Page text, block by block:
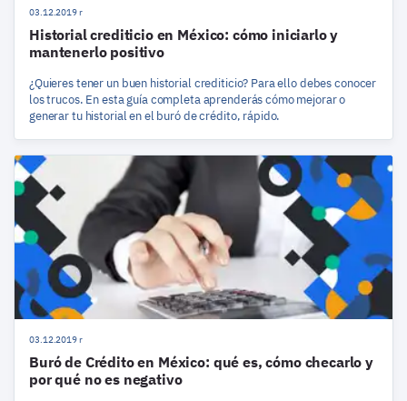
03.12.2019 r
Historial crediticio en México: cómo iniciarlo y
mantenerlo positivo
¿Quieres tener un buen historial crediticio? Para ello debes conocer
los trucos. En esta guía completa aprenderás cómo mejorar o
generar tu historial en el buró de crédito, rápido.
03.12.2019 r
Buró de Crédito en México: qué es, cómo checarlo y
por qué no es negativo